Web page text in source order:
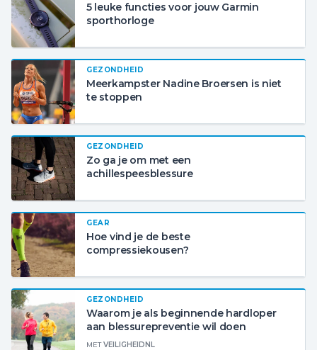
5 leuke functies voor jouw Garmin
sporthorloge
GEZONDHEID
Meerkampster Nadine Broersen is niet
te stoppen
GEZONDHEID
Zo ga je om met een
achillespeesblessure
GEAR
Hoe vind je de beste
compressiekousen?
GEZONDHEID
Waarom je als beginnende hardloper
aan blessurepreventie wil doen
METVEILIGHEIDNL